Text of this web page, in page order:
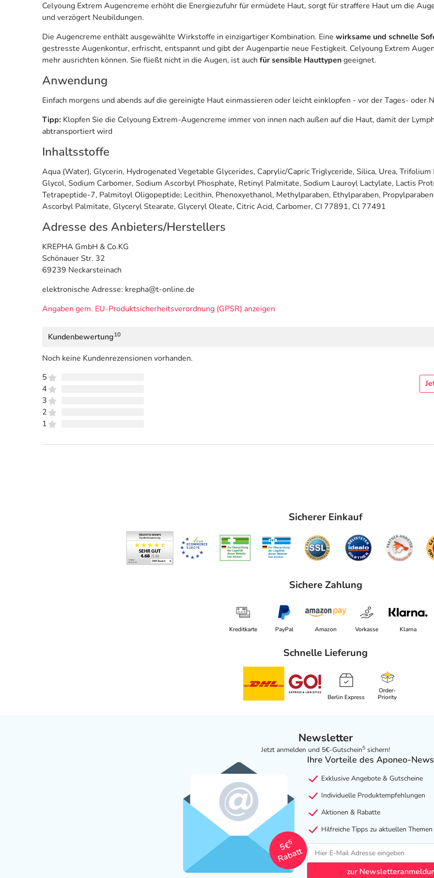
Celyoung Extrem Augencreme erhöht die Energiezufuhr für ermüdete Haut, sorgt für straffere Haut um die
und verzögert Neubildungen.
Die Augencreme enthält ausgewählte Wirkstoffe in einzigartiger Kombination. Eine wirksame und schnelle
gestresste Augenkontur, erfrischt, entspannt und gibt der Augenpartie neue Festigkeit. Celyoung Extrem
mehr ausrichten können. Sie fließt nicht in die Augen, ist auch für sensible Hauttypengeeignet.
Anwendung
Einfach morgens und abends auf die gereinigte Haut einmassieren oder leicht einklopfen - vor der Tages- oder
Tipp: Klopfen Sie die Celyoung Extrem-Augencreme immer von innen nach außen auf die Haut, damit der
abtransportiert wird
Inhaltsstoffe
Aqua (Water), Glycerin, Hydrogenated Vegetable Glycerides, Caprylic/Capric Triglyceride, Silica, Urea,
Glycol, Sodium Carbomer, Sodium Ascorbyl Phosphate, Retinyl Palmitate, Sodium Lauroyl Lactylate, Lactis
Tetrapeptide-7, Palmitoyl Oligopeptide; Lecithin, Phenoxyethanol, Methylparaben, Ethylparaben,
Ascorbyl Palmitate, Glyceryl Stearate, Glyceryl Oleate, Citric Acid, Carbomer, CI 77891, Cl 77491
Adresse des Anbieters/Herstellers
KREPHA GmbH & Co.KG
Schönauer Str. 32
69239 Neckarsteinach
elektronische Adresse: krepha@t-online.de
Angaben gem. EU-Produktsicherheitsverordnung (GPSR) anzeigen
Kundenbewertung10
Noch keine Kundenrezensionen vorhanden.
5
4
3
2
1
Sicherer Einkauf
Sichere Zahlung
Kreditkarte PayPal Amazon Vorkasse Klarna
Schnelle Lieferung
Berlin Express
Order-
Priority
Newsletter
Jetzt anmelden und 5€-Gutschein5 sichern!
5€
5
Rabatt
Ihre Vorteile des Aponeo-
Exklusive Angebote & Gutscheine
Individuelle Produktempfehlungen
Aktionen & Rabatte
Hilfreiche Tipps zu aktuellen Themen
zur